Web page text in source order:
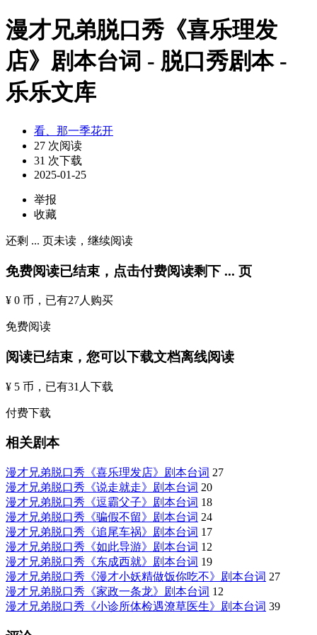
漫才兄弟脱口秀《喜乐理发
店》剧本台词 - 脱口秀剧本 -
乐乐文库
看、那一季花开
27 次阅读
31 次下载
2025-01-25
举报
收藏
还剩 ... 页未读， 继续阅读
免费阅读已结束，点击付费阅读剩下 ... 页
¥ 0 币 ，已有27人购买
免费阅读
阅读已结束，您可以下载文档离线阅读
¥ 5 币 ，已有31 人下载
付费下载
相关剧本
漫才兄弟脱口秀《喜乐理发店》剧本台词 27
漫才兄弟脱口秀《说走就走》剧本台词 20
漫才兄弟脱口秀《逗霸父子》剧本台词 18
漫才兄弟脱口秀《骗假不留》剧本台词 24
漫才兄弟脱口秀《追尾车祸》剧本台词 17
漫才兄弟脱口秀《如此导游》剧本台词 12
漫才兄弟脱口秀《东成西就》剧本台词 19
漫才兄弟脱口秀《漫才小妖精做饭你吃不》剧本台词 27
漫才兄弟脱口秀《家政一条龙》剧本台词 12
漫才兄弟脱口秀《小诊所体检遇潦草医生》剧本台词 39